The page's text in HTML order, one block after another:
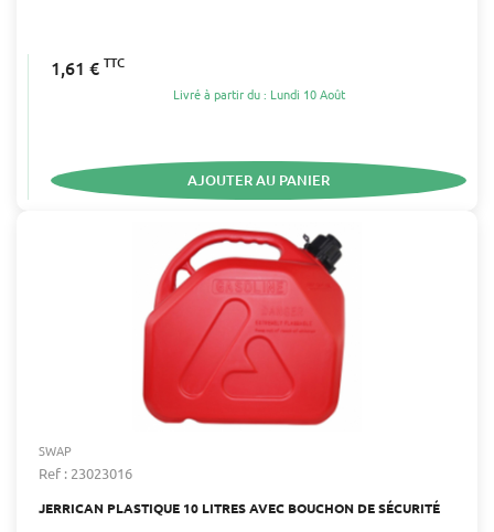
1,61 € TTC
Livré à partir du : Lundi 10 Août
AJOUTER AU PANIER
SWAP
Ref : 23023016
JERRICAN PLASTIQUE 10 LITRES AVEC BOUCHON DE SÉCURITÉ